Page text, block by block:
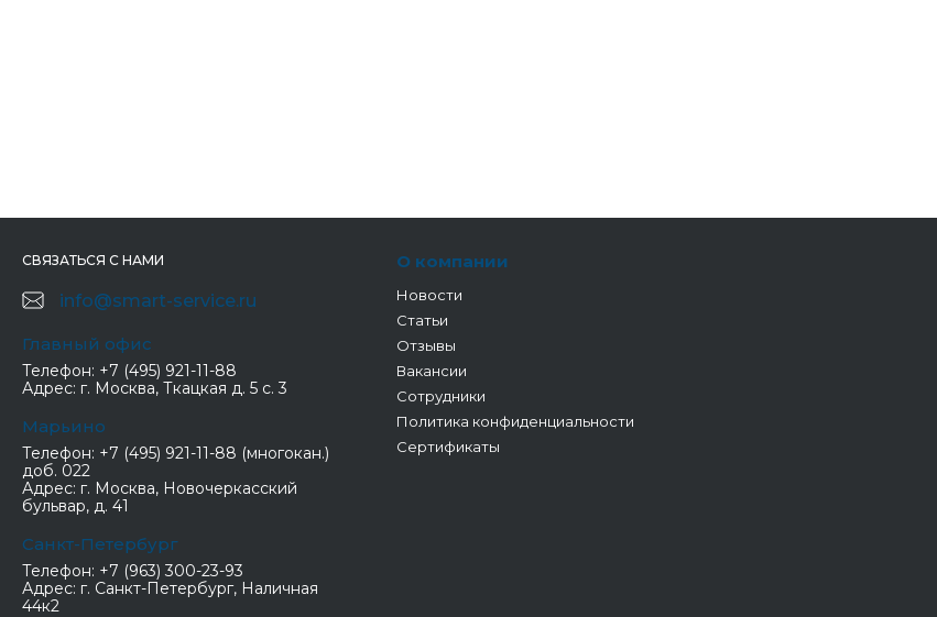
СВЯЗАТЬСЯ С НАМИ
info@smart-service.ru
Главный офис
Телефон: +7 (495) 921-11-88
Адрес: г. Москва, Ткацкая д. 5 с. 3
Марьино
Телефон: +7 (495) 921-11-88 (многокан.)
доб. 022
Адрес: г. Москва, Новочеркасский
бульвар, д. 41
Санкт-Петербург
Телефон: +7 (963) 300-23-93
Адрес: г. Санкт-Петербург, Наличная
44к2
О компании
Новости
Статьи
Отзывы
Вакансии
Сотрудники
Политика конфиденциальности
Сертификаты